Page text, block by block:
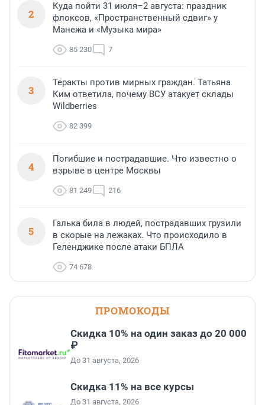
2
Куда пойти 31 июля–2 августа: праздник
флоксов, «Пространственный сдвиг» у
Манежа и «Музыка мира»
85 230 7
3
Теракты против мирных граждан. Татьяна
Ким ответила, почему ВСУ атакует склады
Wildberries
82 399
4
Погибшие и пострадавшие. Что известно о
взрыве в центре Москвы
81 249 216
5
Галька била в людей, пострадавших грузили
в скорые на лежаках. Что происходило в
Геленджике после атаки БПЛА
74 678
ПРОМОКОДЫ
Скидка 10% на один заказ до 20 000
₽
До 31 августа, 2026
Скидка 11% на все курсы
До 31 августа, 2026